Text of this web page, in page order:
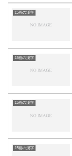
15画の漢字
15画の漢字
15画の漢字
15画の漢字